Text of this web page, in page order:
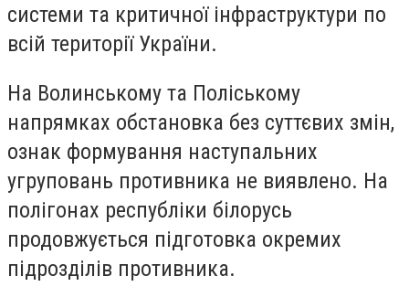
системи та критичної інфраструктури по
всій території України.
На Волинському та Поліському
напрямках обстановка без суттєвих змін,
ознак формування наступальних
угруповань противника не виявлено. На
полігонах республіки білорусь
продовжується підготовка окремих
підрозділів противника.